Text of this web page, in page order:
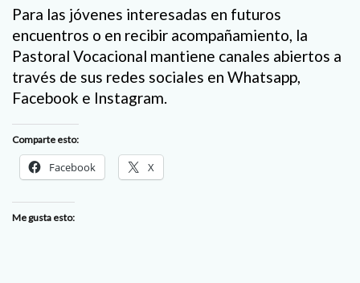
Para las jóvenes interesadas en futuros
encuentros o en recibir acompañamiento, la
Pastoral Vocacional mantiene canales abiertos a
través de sus redes sociales en Whatsapp,
Facebook e Instagram.
Comparte esto:
Facebook X
Me gusta esto: